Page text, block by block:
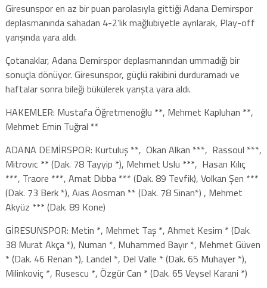
Giresunspor en az bir puan parolasıyla gittiği Adana Demirspor
deplasmanında sahadan 4-2’lik mağlubiyetle ayrılarak, Play-off
yarışında yara aldı.
Çotanaklar, Adana Demirspor deplasmanından ummadığı bir
sonuçla dönüyor. Giresunspor, güçlü rakibini durduramadı ve
haftalar sonra bileği bükülerek yarışta yara aldı.
HAKEMLER: Mustafa Öğretmenoğlu **, Mehmet Kapluhan **,
Mehmet Emin Tuğral **
ADANA DEMİRSPOR: Kurtuluş **, Okan Alkan ***, Rassoul ***,
Mitrovıc ** (Dak. 78 Tayyip *), Mehmet Uslu ***, Hasan Kılıç
***, Traore ***, Amat Dıbba *** (Dak. 89 Tevfik), Volkan Şen ***
(Dak. 73 Berk *), Aıas Aosman ** (Dak. 78 Sinan*) , Mehmet
Akyüz *** (Dak. 89 Kone)
GİRESUNSPOR: Metin *, Mehmet Taş *, Ahmet Kesim * (Dak.
38 Murat Akça *), Numan *, Muhammed Bayır *, Mehmet Güven
* (Dak. 46 Renan *), Landel *, Del Valle * (Dak. 65 Muhayer *),
Milinkoviç *, Rusescu *, Özgür Can * (Dak. 65 Veysel Karani *)